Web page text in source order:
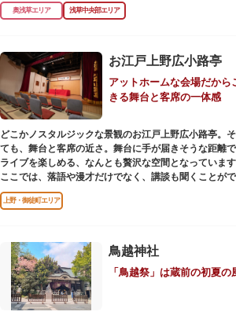
は、猪牙舟についての説明板も設置されています。
奥浅草エリア 浅草中央部エリア
お江戸上野広小路亭
アットホームな会場だから
きる舞台と客席の一体感
どこかノスタルジックな景観のお江戸上野広小路亭。
ても、舞台と客席の近さ。舞台に手が届きそうな距離
ライブを楽しめる、なんとも贅沢な空間となっています
ここでは、落語や漫才だけでなく、講談も聞くことが
ているけど講談ってなんだろう？と思われた方も、ぜひ
路亭をのぞいてみませんか？
上野・御徒町エリア
鳥越神社
「鳥越祭」は蔵前の初夏の